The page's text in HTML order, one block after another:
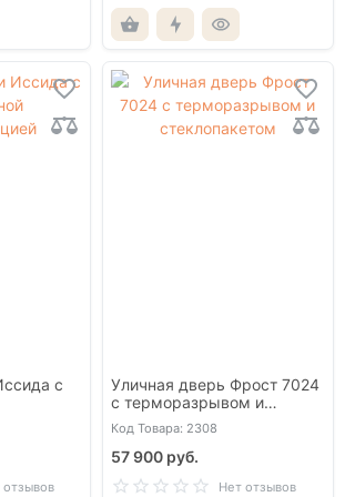
с
отзывов
Уличная дверь Фрост 7024
с терморазрывом и
стеклопакетом
Код Товара: 2308
57 900 руб.
Нет отзывов